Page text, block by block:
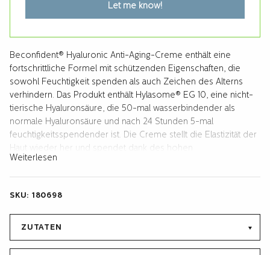
Let me know!
Beconfident® Hyaluronic Anti-Aging-Creme enthält eine
fortschrittliche Formel mit schützenden Eigenschaften, die
sowohl Feuchtigkeit spenden als auch Zeichen des Alterns
verhindern. Das Produkt enthält Hylasome® EG 10, eine nicht-
tierische Hyaluronsäure, die 50-mal wasserbindender als
normale Hyaluronsäure und nach 24 Stunden 5-mal
feuchtigkeitsspendender ist. Die Creme stellt die Elastizität der
Haut wieder her und spendet dank des hohen
Hyaluronsäuregehalts 24 Stunden lang Feuchtigkeit. Die
Vitamine E und B5 beschleunigen die Heilung der Haut und der
zugelassen. Eingetragen bei der Medical Products Agency. Die
Packung enthält 1 x Hyaluronic Anti-Aging-Creme (50 ml) und
eine Gebrauchsanweisung.
Weiterlesen
SKU: 180698
ZUTATEN